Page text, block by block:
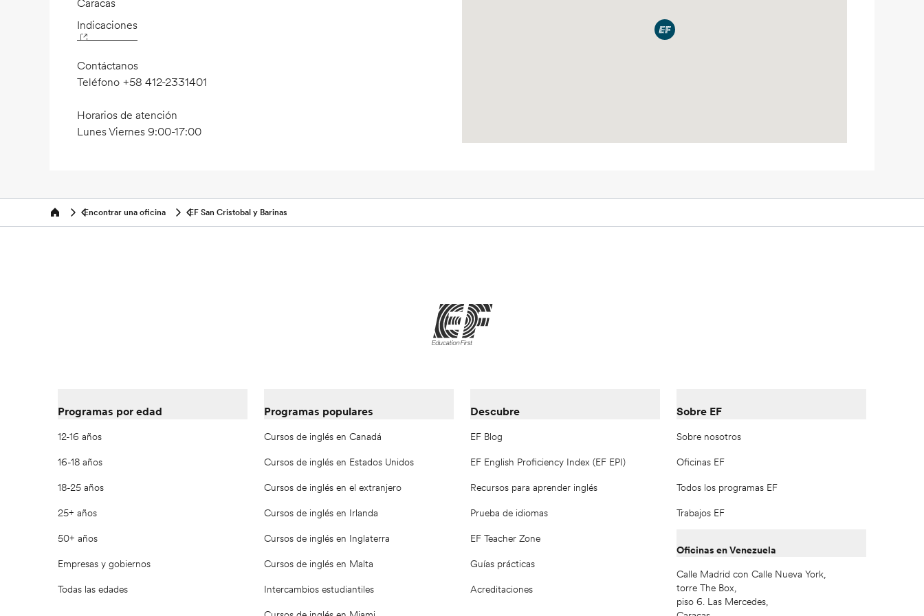
Indicaciones
Contáctanos
Teléfono +58 412-2331401
Horarios de atención
Lunes Viernes 9:00-17:00
Home Encontrar una oficina EF San Cristobal y Barinas
Programas por edad
12-16 años
16-18 años
18-25 años
25+ años
50+ años
Empresas y gobiernos
Todas las edades
Programas populares
Cursos de inglés en Canadá
Cursos de inglés en Estados Unidos
Cursos de inglés en el extranjero
Cursos de inglés en Irlanda
Cursos de inglés en Inglaterra
Cursos de inglés en Malta
Intercambios estudiantiles
Descubre
EF Blog
EF English Proficiency Index (EF EPI)
Recursos para aprender inglés
Prueba de idiomas
EF Teacher Zone
Guías prácticas
Acreditaciones
Sobre EF
Sobre nosotros
Oficinas EF
Todos los programas EF
Trabajos EF
Oficinas en Venezuela
Calle Madrid con Calle Nueva York,
torre The Box,
piso 6. Las Mercedes,